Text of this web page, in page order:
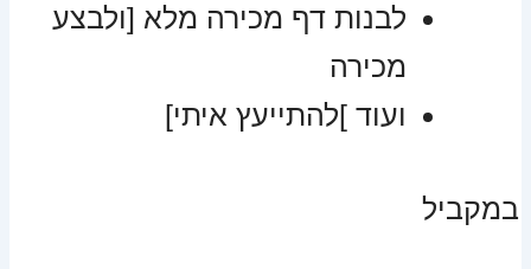
לבנות דף מכירה מלא [ולבצע
מכירה
ועוד ]להתייעץ איתי]
במקביל